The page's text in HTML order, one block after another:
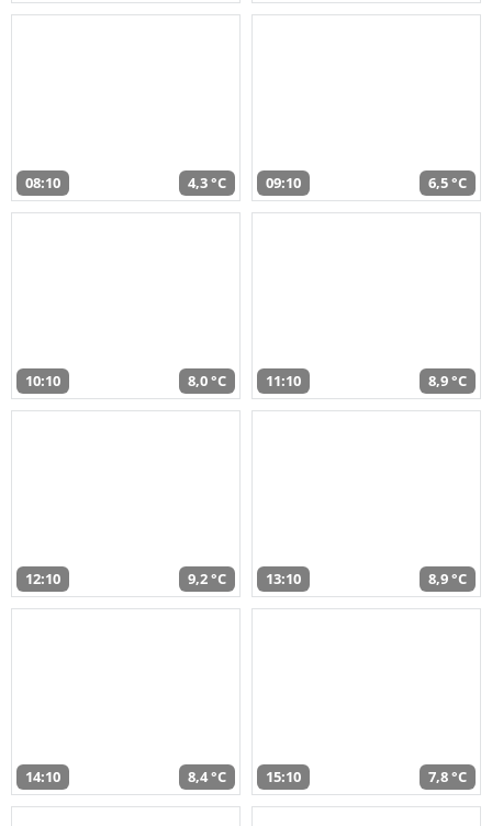
08:10 4,3 °C 09:10 6,5 °C
10:10 8,0 °C 11:10 8,9 °C
12:10 9,2 °C 13:10 8,9 °C
14:10 8,4 °C 15:10 7,8 °C